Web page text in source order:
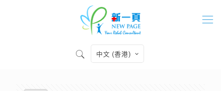
中文 (香港)